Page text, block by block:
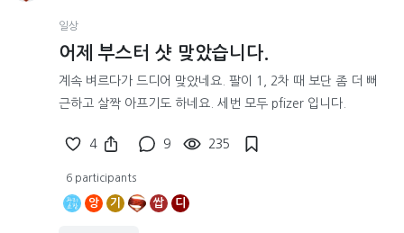
일상
어제 부스터 샷 맞았습니다.
계속 벼르다가 드디어 맞았네요. 팔이 1, 2차 때 보단 좀 더 뻐
근하고 살짝 아프기도 하네요. 세번 모두 pfizer 입니다.
4 9 235
6 participants
앙 기 쌉 디